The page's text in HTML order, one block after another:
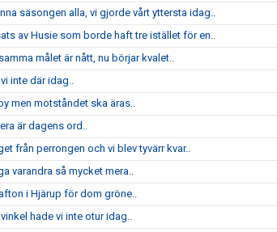
säsongen alla, vi gjorde vårt yttersta idag..
av Husie som borde haft tre istället för en..
målet är nått, nu börjar kvalet..
inte där idag..
men motståndet ska äras..
är dagens ord..
från perrongen och vi blev tyvärr kvar..
varandra så mycket mera..
i Hjärup för dom gröne..
hade vi inte otur idag..